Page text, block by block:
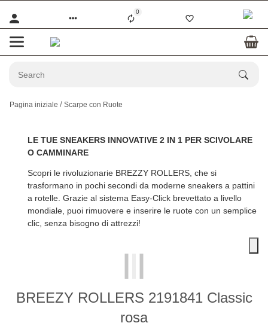
0
Pagina iniziale Scarpe con Ruote
LE TUE SNEAKERS INNOVATIVE 2 IN 1 PER SCIVOLARE
O CAMMINARE
Scopri le rivoluzionarie BREZZY ROLLERS , che si
trasformano in pochi secondi da moderne sneakers a pattini
a rotelle. Grazie al sistema Easy-Click brevettato a livello
mondiale, puoi rimuovere e inserire le ruote con un semplice
clic, senza bisogno di attrezzi!
BREEZY ROLLERS 2191841 Classic
rosa